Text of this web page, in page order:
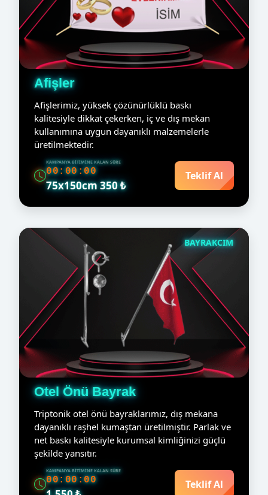
Afişler
Afişlerimiz, yüksek çözünürlüklü baskı
kalitesiyle dikkat çekerken, iç ve dış mekan
kullanımına uygun dayanıklı malzemelerle
üretilmektedir.
KAMPANYA BITIMINE KALAN SÜRE
00:00:00
75x150cm 350 ₺
Teklif Al
BAYRAKCIM
Otel Önü Bayrak
Triptonik otel önü bayraklarımız, dış mekana
dayanıklı raşhel kumaştan üretilmiştir. Parlak ve
net baskı kalitesiyle kurumsal kimliğinizi güçlü
şekilde yansıtır.
KAMPANYA BITIMINE KALAN SÜRE
00:00:00 Teklif Al